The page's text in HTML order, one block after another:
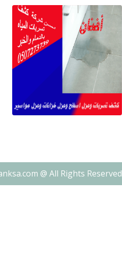
@ All Rights Reserved